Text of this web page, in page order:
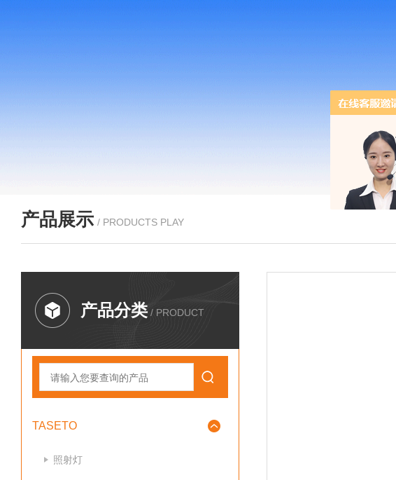
产品展示 / PRODUCTS PLAY
产品分类 / PRODUCT
TASETO
照射灯